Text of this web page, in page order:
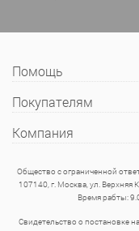
Помощь
Покупателям
Компания
Общество с ограниченной
107140, г. Москва, ул. Верхняя
Время рабты:
Свидетельство о постановке